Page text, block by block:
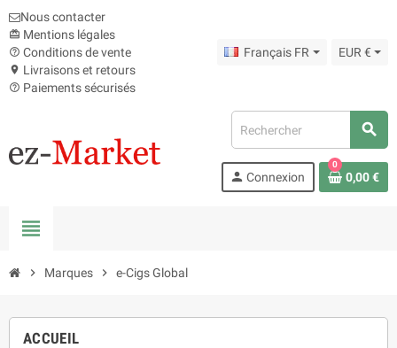
Nous contacter
card_giftcard Mentions légales
help_outline Conditions de vente
location_on Livraisons et retours
help_outline Paiements sécurisés
Français FR EUR €
search
person Connexion
0
0,00 €
view_headline
chevron_right Marques chevron_right e-Cigs Global
ACCUEIL